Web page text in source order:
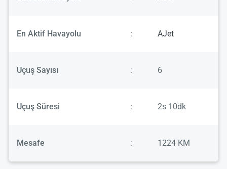
En Aktif Havayolu : AJet
Uçuş Sayısı : 6
Uçuş Süresi : 2s 10dk
Mesafe : 1224 KM